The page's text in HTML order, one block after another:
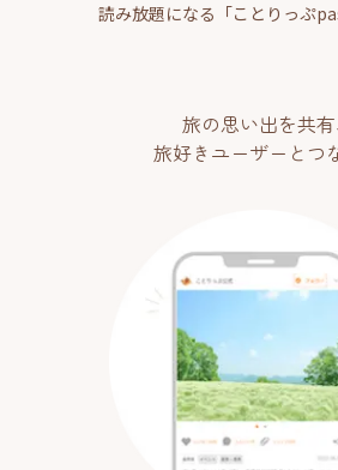
読み放題になる「ことりっぷ
旅の思い出を共有
旅好きユーザーとつ